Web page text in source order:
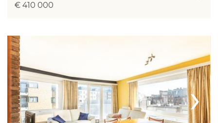
€ 410 000
›